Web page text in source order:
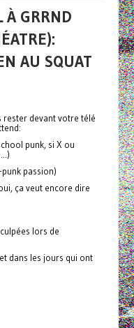
À GRRND
AU SQUAT
rester devant votre télé
punk, si X ou
punk passion)
ça veut encore dire
lors de
dans les jours qui ont